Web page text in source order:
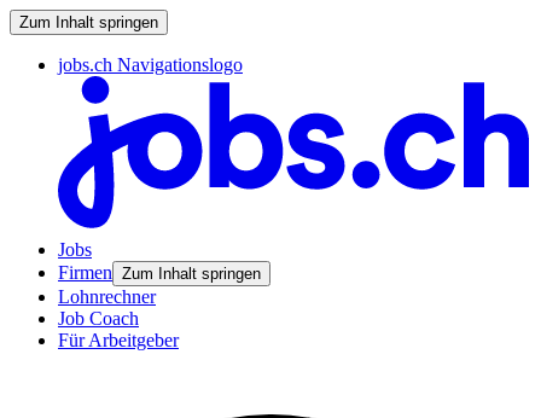
Zum Inhalt springen
jobs.ch Navigationslogo
Jobs
Firmen Zum Inhalt springen
Lohnrechner
Job Coach
Für Arbeitgeber